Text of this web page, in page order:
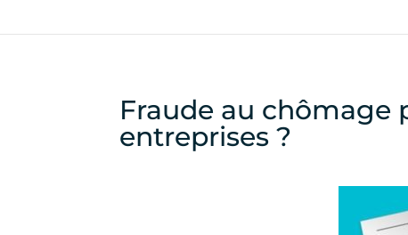
Fraude au chômage
entreprises ?